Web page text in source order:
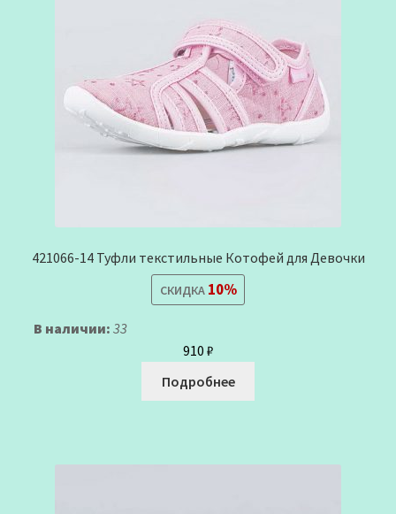
421066-14 Туфли текстильные Котофей для Девочки
СКИДКА10%
В наличии: 33
910 ₽
Подробнее